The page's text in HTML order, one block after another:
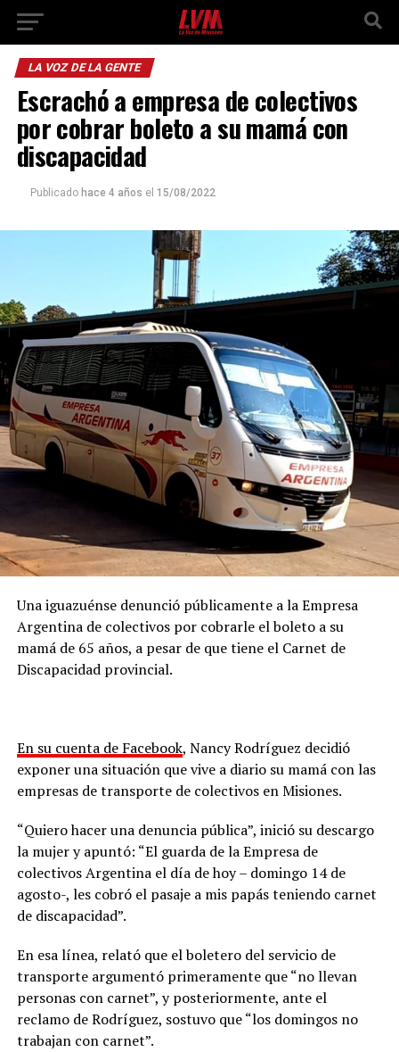
LA VOZ DE LA GENTE
Escrachó a empresa de colectivos
por cobrar boleto a su mamá con
discapacidad
Publicado hace 4 años el 15/08/2022
Una iguazuénse denunció públicamente a la Empresa
Argentina de colectivos por cobrarle el boleto a su
mamá de 65 años, a pesar de que tiene el Carnet de
Discapacidad provincial.
En su cuenta de Facebook, Nancy Rodríguez decidió
exponer una situación que vive a diario su mamá con las
empresas de transporte de colectivos en Misiones.
“Quiero hacer una denuncia pública”, inició su descargo
la mujer y apuntó: “El guarda de la Empresa de
colectivos Argentina el día de hoy – domingo 14 de
agosto-, les cobró el pasaje a mis papás teniendo carnet
de discapacidad”.
En esa línea, relató que el boletero del servicio de
transporte argumentó primeramente que “no llevan
personas con carnet”, y posteriormente, ante el
reclamo de Rodríguez, sostuvo que “los domingos no
trabajan con carnet”.